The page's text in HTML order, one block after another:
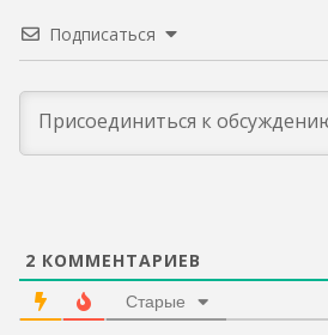
Подписаться
2 КОММЕНТАРИЕВ
Старые